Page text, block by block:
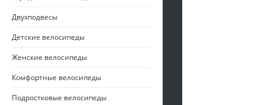
Двухподвесы
Детские велосипеды
Женские велосипеды
Комфортные велосипеды
Подростковые велосипеды